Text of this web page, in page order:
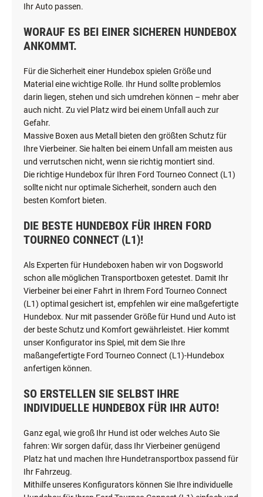
Ihr Auto passen.
WORAUF ES BEI EINER SICHEREN HUNDEBOX
ANKOMMT.
Für die Sicherheit einer Hundebox spielen Größe und
Material eine wichtige Rolle. Ihr Hund sollte problemlos
darin liegen, stehen und sich umdrehen können – mehr aber
auch nicht. Zu viel Platz wird bei einem Unfall auch zur
Gefahr.
Massive Boxen aus Metall bieten den größten Schutz für
Ihre Vierbeiner. Sie halten bei einem Unfall am meisten aus
und verrutschen nicht, wenn sie richtig montiert sind.
Die richtige Hundebox für Ihren Ford Tourneo Connect (L1)
sollte nicht nur optimale Sicherheit, sondern auch den
besten Komfort bieten.
DIE BESTE HUNDEBOX FÜR IHREN FORD
TOURNEO CONNECT (L1)!
Als Experten für Hundeboxen haben wir von Dogsworld
schon alle möglichen Transportboxen getestet. Damit Ihr
Vierbeiner bei einer Fahrt in Ihrem Ford Tourneo Connect
(L1) optimal gesichert ist, empfehlen wir eine maßgefertigte
Hundebox. Nur mit passender Größe für Hund und Auto ist
der beste Schutz und Komfort gewährleistet. Hier kommt
unser Konfigurator ins Spiel, mit dem Sie Ihre
maßangefertigte Ford Tourneo Connect (L1)-Hundebox
anfertigen können.
SO ERSTELLEN SIE SELBST IHRE
INDIVIDUELLE HUNDEBOX FÜR IHR AUTO!
Ganz egal, wie groß Ihr Hund ist oder welches Auto Sie
fahren: Wir sorgen dafür, dass Ihr Vierbeiner genügend
Platz hat und machen Ihre Hundetransportbox passend für
Ihr Fahrzeug.
Mithilfe unseres Konfigurators können Sie Ihre individuelle